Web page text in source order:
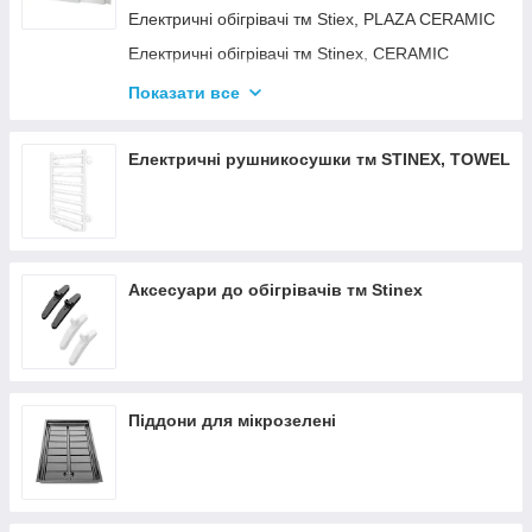
Електричні обігрівачі тм Stiex, PLAZA CERAMIC
Електричні обігрівачі тм Stinex, CERAMIC
Електричні обігрівачі тм Stinex, COMBIE
Показати все
Електричні рушникосушки тм STINEX, TOWEL
Аксесуари до обігрівачів тм Stinex
Піддони для мікрозелені